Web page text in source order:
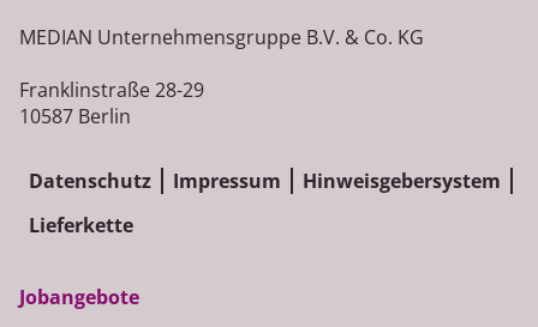
MEDIAN Unternehmensgruppe B.V. & Co. KG
Franklinstraße 28-29
10587 Berlin
Datenschutz Impressum
Hinweisgebersystem
Lieferkette
Jobangebote